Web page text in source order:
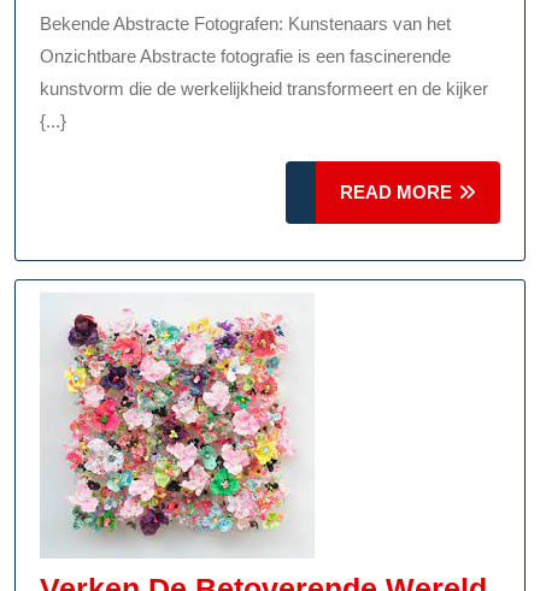
Bekende Abstracte Fotografen: Kunstenaars van het
Onzichtbare Abstracte fotografie is een fascinerende
kunstvorm die de werkelijkheid transformeert en de kijker
{...}
READ MORE
MORE